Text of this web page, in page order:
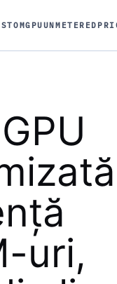
GPUUNMETERED
uri,